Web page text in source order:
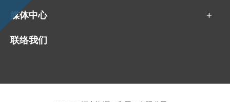
媒体中心
联络我们